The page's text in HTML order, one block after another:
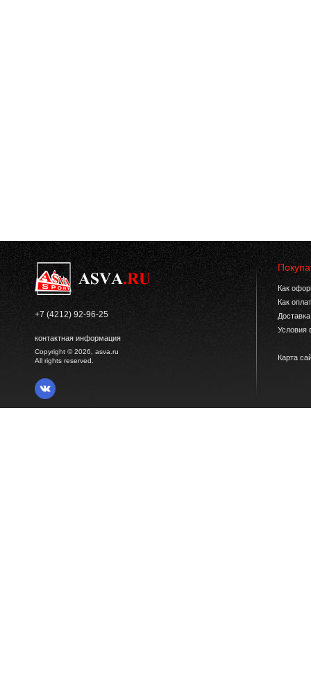
+7 (4212) 92-96-25
контактная информация
Copyright © 2026, asva.ru
All rights reserved.
Как
Как
Условия
Карта